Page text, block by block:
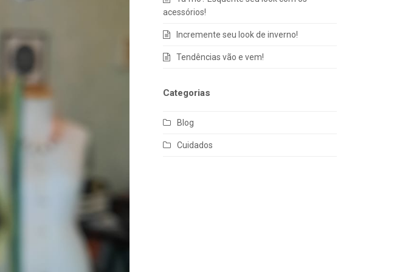
acessórios!
Incremente seu look de inverno!
Tendências vão e vem!
Categorias
Blog
Cuidados